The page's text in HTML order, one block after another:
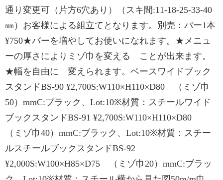
通り変更可（片方6穴あり）（スキ間:11-18-25-33-40
㎜）お客様による組立てとなります。別売：バー1本
¥750★バーを増やしてお使いになれます。★メニュ
ーの厚さによりミゾ巾を変える ことが出来ます。
★幅を自由に 変えられます。ベースワイドブック
スタンドBS-90 ¥2,700S:W110×H110×D80 （ミゾ巾
50）mmC:ブラック、Lot:10※材質：スチールワイド
ブックスタンドBS-91 ¥2,700S:W110×H110×D80
（ミゾ巾40）mmC:ブラック、Lot:10※材質：スチー
ルスチールブックスタンドBS-92
¥2,000S:W100×H85×D75 （ミゾ巾20）mmC:ブラッ